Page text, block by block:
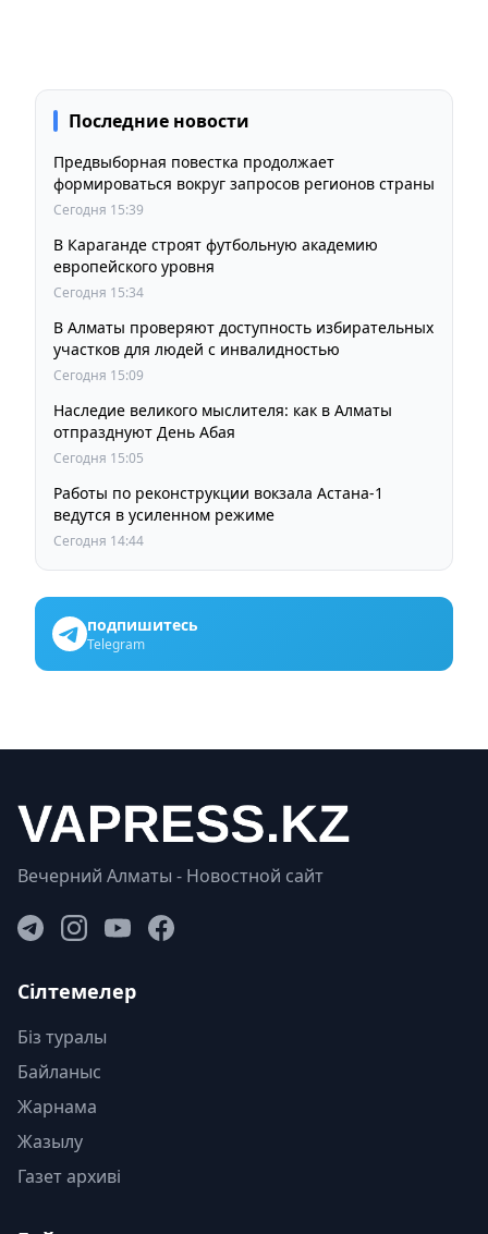
Последние новости
Предвыборная повестка продолжает
формироваться вокруг запросов регионов страны
Сегодня 15:39
В Караганде строят футбольную академию
европейского уровня
Сегодня 15:34
В Алматы проверяют доступность избирательных
участков для людей с инвалидностью
Сегодня 15:09
Наследие великого мыслителя: как в Алматы
отпразднуют День Абая
Сегодня 15:05
Работы по реконструкции вокзала Астана-1
ведутся в усиленном режиме
Сегодня 14:44
подпишитесь
Telegram
Вечерний Алматы - Новостной сайт
Сілтемелер
Біз туралы
Байланыс
Жарнама
Жазылу
Газет архиві